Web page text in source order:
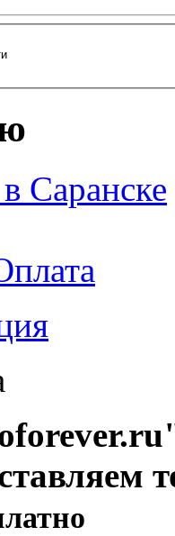
Саранске